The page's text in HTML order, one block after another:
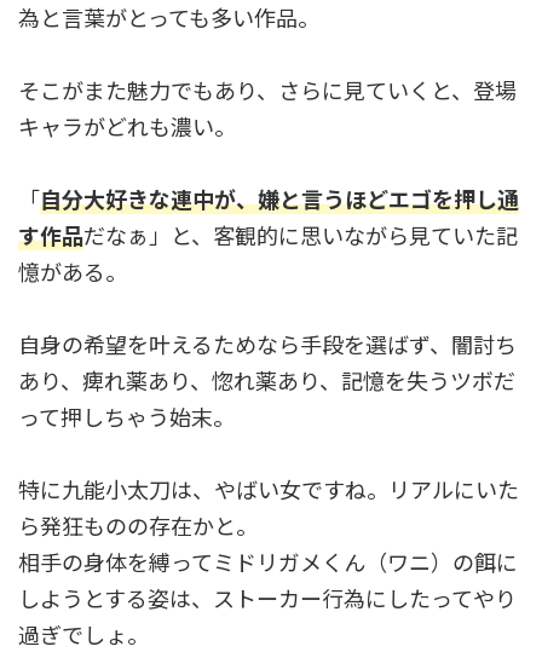
為と言葉がとっても多い作品。
そこがまた魅力でもあり、さらに見ていくと、登場
キャラがどれも濃い。
「自分大好きな連中が、嫌と言うほどエゴを押し通
す作品だなぁ」と、客観的に思いながら見ていた記
憶がある。
自身の希望を叶えるためなら手段を選ばず、闇討ち
あり、痺れ薬あり、惚れ薬あり、記憶を失うツボだ
って押しちゃう始末。
特に九能小太刀は、やばい女ですね。リアルにいた
ら発狂ものの存在かと。
相手の身体を縛ってミドリガメくん（ワニ）の餌に
しようとする姿は、ストーカー行為にしたってやり
過ぎでしょ。